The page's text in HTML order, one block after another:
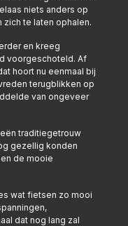
niets anders op
te laten ophalen.
en kreeg
voorgeschoteld. Af
hoort nu eenmaal bij
terugblikken op
van ongeveer
traditiegetrouw
gezellig konden
de mooie
wat fietsen zo mooi
dat nog lang zal